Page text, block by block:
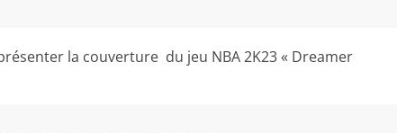
la couverture du jeu NBA 2K23 « Dreamer